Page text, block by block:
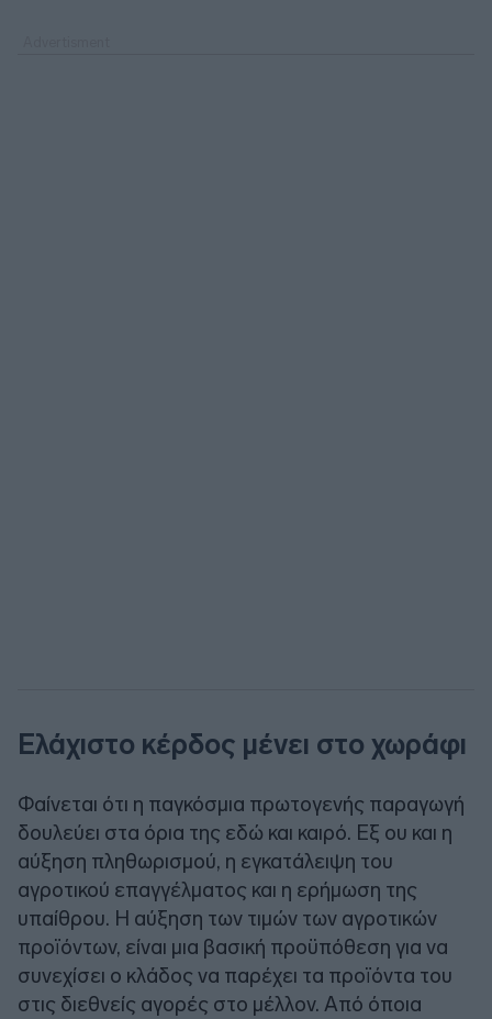
Ελάχιστο κέρδος μένει στο χωράφι
Φαίνεται ότι η παγκόσμια πρωτογενής παραγωγή
δουλεύει στα όρια της εδώ και καιρό. Εξ ου και η
αύξηση πληθωρισμού, η εγκατάλειψη του
αγροτικού επαγγέλματος και η ερήμωση της
υπαίθρου. Η αύξηση των τιμών των αγροτικών
προϊόντων, είναι μια βασική προϋπόθεση για να
συνεχίσει ο κλάδος να παρέχει τα προϊόντα του
στις διεθνείς αγορές στο μέλλον. Από όποια